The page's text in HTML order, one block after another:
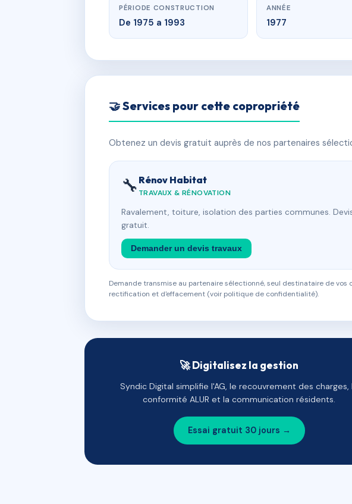
PÉRIODE CONSTRUCTION
De 1975 a 1993
ANNÉE
1977
🤝 Services pour cette copropriété
Obtenez un devis gratuit auprès de nos partenaires
🔧 Rénov Habitat
TRAVAUX & RÉNOVATION
Ravalement, toiture, isolation des parties communes.
gratuit.
Demander un devis travaux
Demande transmise au partenaire sélectionné, seul destinataire de
rectification et d'effacement (voir politique de confidentialité).
🚀 Digitalisez la gestion
Syndic Digital simplifie l'AG, le recouvrement des charges,
conformité ALUR et la communication résidents.
Essai gratuit 30 jours →